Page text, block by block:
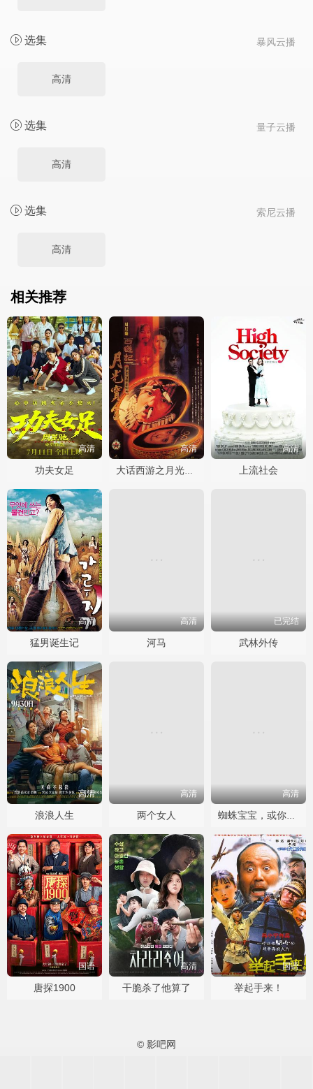
暴风云播
选集
高清
量子云播
选集
高清
索尼云播
选集
高清
相关推荐
高清
功夫女足
高清
大话西游之月光宝盒国语
高清
上流社会
高清
猛男诞生记
高清
河马
已完结
武林外传
高清
浪浪人生
高清
两个女人
高清
蜘蛛宝宝，或你所听说过最疯狂的故事
国语
唐探1900
高清
干脆杀了他算了
国语
举起手来！
© 影吧网